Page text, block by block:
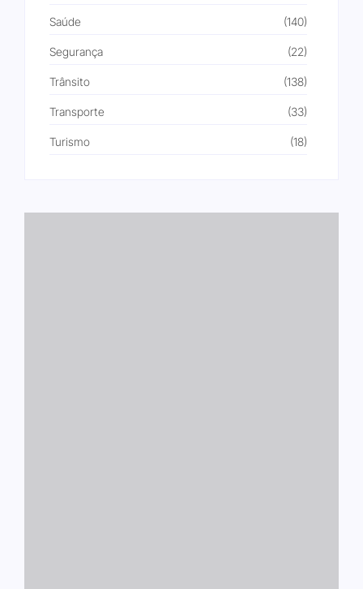
Saúde (140)
Segurança (22)
Trânsito (138)
Transporte (33)
Turismo (18)